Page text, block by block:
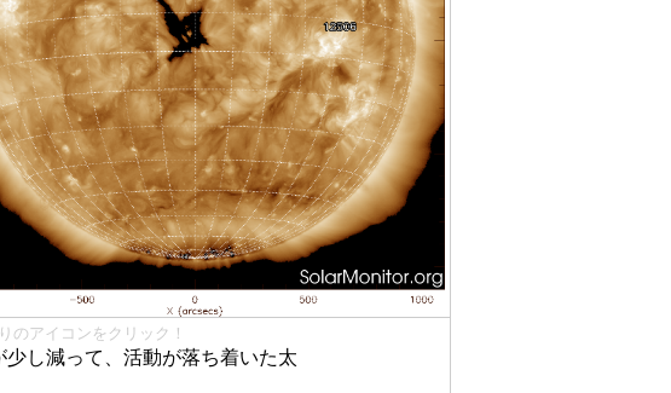
のアイコンをクリック！
少し減って、活動が落ち着いた太